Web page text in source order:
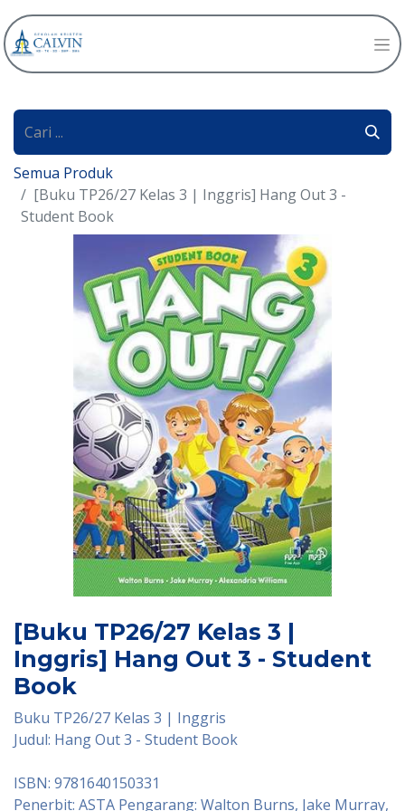
Semua Produk
[Buku TP26/27 Kelas 3 | Inggris] Hang Out 3 -
Student Book
[Buku TP26/27 Kelas 3 |
Inggris] Hang Out 3 - Student
Book
Buku TP26/27 Kelas 3 | Inggris
Judul: Hang Out 3 - Student Book
ISBN: 9781640150331
Penerbit: ASTA Pengarang: Walton Burns, Jake Murray,